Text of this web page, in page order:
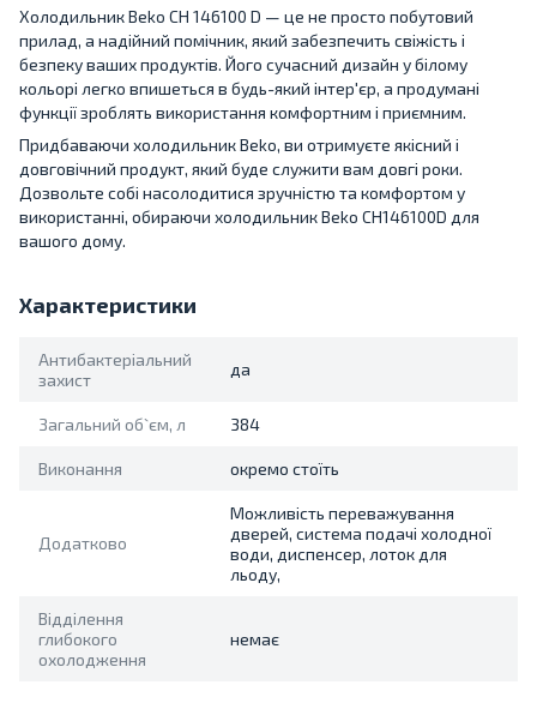
Холодильник Beko CH 146100 D — це не просто побутовий
прилад, а надійний помічник, який забезпечить свіжість і
безпеку ваших продуктів. Його сучасний дизайн у білому
кольорі легко впишеться в будь-який інтер'єр, а продумані
функції зроблять використання комфортним і приємним.
Придбаваючи холодильник Beko, ви отримуєте якісний і
довговічний продукт, який буде служити вам довгі роки.
Дозвольте собі насолодитися зручністю та комфортом у
використанні, обираючи холодильник Beko CH146100D для
вашого дому.
Характеристики
Антибактеріальний
захист
да
Загальний об`єм, л 384
Виконання окремо стоїть
Додатково
Можливість переважування
дверей, система подачі холодної
води, диспенсер, лоток для
льоду,
Відділення
глибокого
охолодження
немає